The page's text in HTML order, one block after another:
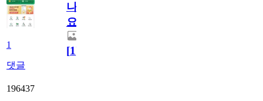
1
댓글
나
요)
[1]
196437